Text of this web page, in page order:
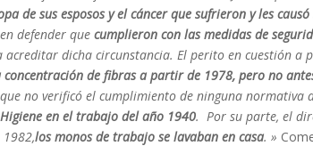
de sus esposos y el cáncer que sufrieron y les
defender quecumplieron con las medidas de
dicha circunstancia. El perito en cuestión a
de fibras a partir de 1978, pero no
no verificó el cumplimiento de ninguna normativa
en el trabajo del año 1940. Por su parte, el
1982,los monos de trabajo se lavaban en casa. »